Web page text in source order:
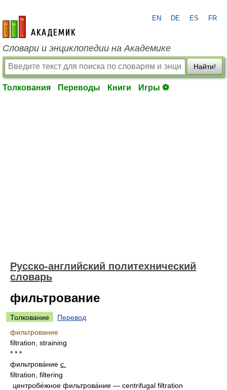
academic.ru
EN DE ES FR
Словари и энциклопедии на Академике
Найти!
Толкования Переводы Книги Игры ⚽
Русско-английский политехнический
словарь
фильтрование
Толкование
Перевод
фильтрование
filtration, straining
* * *
фильтрова́ние с.
filtration, filtering
центробе́жное фильтрова́ние — centrifugal filtration